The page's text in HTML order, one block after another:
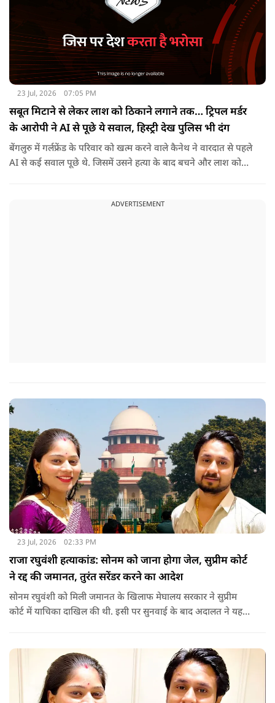
23 Jul, 2026 07:05 PM
सबूत मिटाने से लेकर लाश को ठिकाने लगाने तक… ट्रिपल मर्डर
के आरोपी ने AI से पूछे ये सवाल, हिस्ट्री देख पुलिस भी दंग
बेंगलुरु में गर्लफ्रेंड के परिवार को खत्म करने वाले कैनेथ ने वारदात से पहले
AI से कई सवाल पूछे थे. जिसमें उसने हत्या के बाद बचने और लाश को
ADVERTISEMENT
23 Jul, 2026 02:33 PM
राजा रघुवंशी हत्याकांड: सोनम को जाना होगा जेल, सुप्रीम कोर्ट
ने रद्द की जमानत, तुरंत सरेंडर करने का आदेश
सोनम रघुवंशी को मिली जमानत के खिलाफ मेघालय सरकार ने सुप्रीम
कोर्ट में याचिका दाखिल की थी. इसी पर सुनवाई के बाद अदालत ने यह